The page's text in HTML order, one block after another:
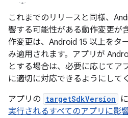
これまでのリリースと同様、
響する可能性がある動作変更が
作変更は、Android 15 以上をタ
み適用されます。アプリが
とする場合は、必要に応じてア
に適切に対応できるようにして
アプリの targetSdkVersion
実行されるすべてのアプリに影